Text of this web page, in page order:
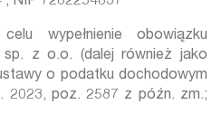
wypełnienie obowiązku
sp. z o.o. (dalej również jako
o podatku dochodowym
2023, poz. 2587 z późn. zm.;